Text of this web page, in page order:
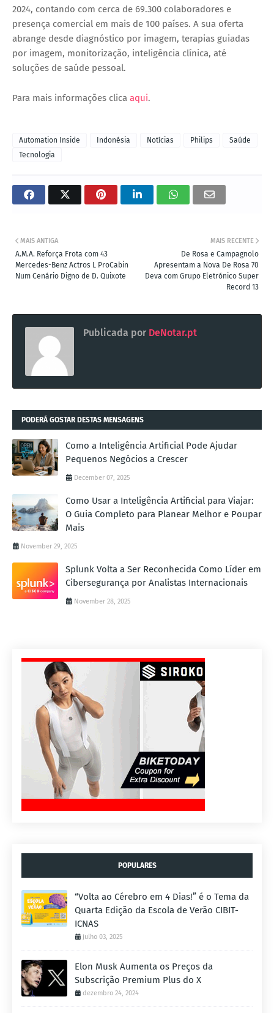
2024, contando com cerca de 69.300 colaboradores e
presença comercial em mais de 100 países. A sua oferta
abrange desde diagnóstico por imagem, terapias guiadas
por imagem, monitorização, inteligência clínica, até
soluções de saúde pessoal.
Para mais informações clica aqui.
Automation Inside Indonésia Notícias Philips
Saúde
Tecnologia
MAIS RECENTE
De Rosa e Campagnolo
Apresentam a Nova De Rosa 70
Deva com Grupo Eletrónico Super
Record 13
MAIS ANTIGA
A.M.A. Reforça Frota com 43
Mercedes-Benz Actros L ProCabin
Num Cenário Digno de D. Quixote
Publicada por DeNotar.pt
PODERÁ GOSTAR DESTAS MENSAGENS
Como a Inteligência Artificial Pode Ajudar
Pequenos Negócios a Crescer
December 07, 2025
Como Usar a Inteligência Artificial para Viajar:
O Guia Completo para Planear Melhor e Poupar
Mais
November 29, 2025
Splunk Volta a Ser Reconhecida Como Líder em
Cibersegurança por Analistas Internacionais
November 28, 2025
POPULARES
“Volta ao Cérebro em 4 Dias!” é o Tema da
Quarta Edição da Escola de Verão CIBIT-
ICNAS
julho 03, 2025
Elon Musk Aumenta os Preços da
Subscrição Premium Plus do X
dezembro 24, 2024